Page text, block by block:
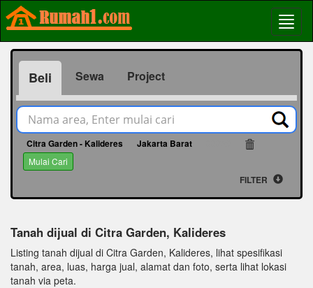
Beli Sewa Project
Citra Garden - Kalideres Jakarta Barat
Mulai Cari
FILTER
Tanah dijual di Citra Garden, Kalideres
Listing tanah dijual di Citra Garden, Kalideres, lihat spesifikasi
tanah, area, luas, harga jual, alamat dan foto, serta lihat lokasi
tanah via peta.